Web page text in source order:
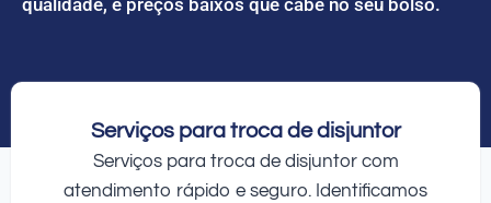
Serviços para troca de disjuntor
Serviços para troca de disjuntor com
atendimento rápido e seguro. Identificamos